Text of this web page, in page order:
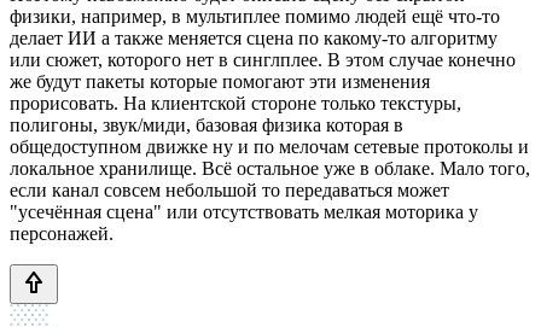
физики, например, в мультиплее помимо людей ещё что-то
делает ИИ а также меняется сцена по какому-то алгоритму
или сюжет, которого нет в синглплее. В этом случае конечно
же будут пакеты которые помогают эти изменения
прорисовать. На клиентской стороне только текстуры,
полигоны, звук/миди, базовая физика которая в
общедоступном движке ну и по мелочам сетевые протоколы и
локальное хранилище. Всё остальное уже в облаке. Мало того,
если канал совсем небольшой то передаваться может
"усечённая сцена" или отсутствовать мелкая моторика у
персонажей.